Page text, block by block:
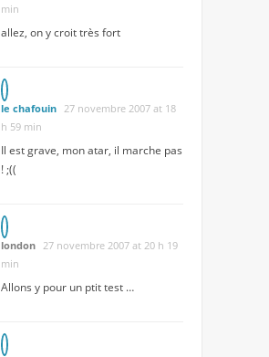
min
allez, on y croit très fort
le chafouin 27 novembre 2007 at 18
h 59 min
Il est grave, mon atar, il marche pas
! ;((
london 27 novembre 2007 at 20 h 19
min
Allons y pour un ptit test …